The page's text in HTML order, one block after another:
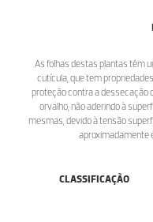
As folhas destas plantas têm
cutícula, que tem
proteção contra a dessecação
orvalho, não aderindo à
mesmas, devido à tensão
aproximadamente
CLASSIFICAÇÃO